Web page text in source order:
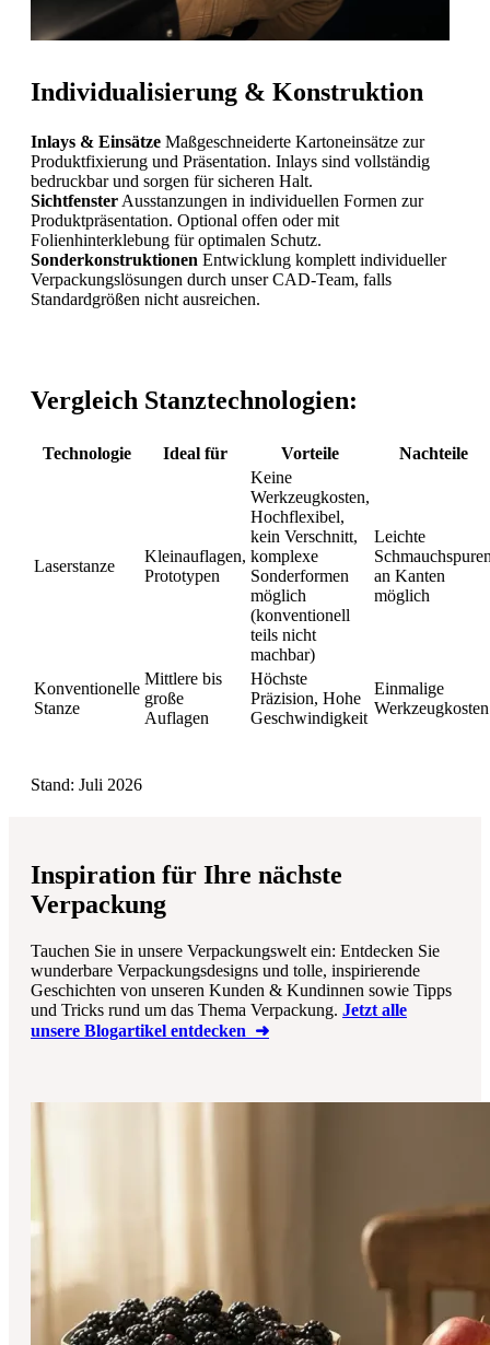
Individualisierung & Konstruktion
Inlays & Einsätze Maßgeschneiderte Kartoneinsätze zur
Produktfixierung und Präsentation. Inlays sind vollständig
bedruckbar und sorgen für sicheren Halt.
Sichtfenster Ausstanzungen in individuellen Formen zur
Produktpräsentation. Optional offen oder mit
Folienhinterklebung für optimalen Schutz.
Sonderkonstruktionen Entwicklung komplett individueller
Verpackungslösungen durch unser CAD-Team, falls
Standardgrößen nicht ausreichen.
Vergleich Stanztechnologien:
Technologie Ideal für Vorteile Nachteile
Laserstanze
Kleinauflagen,
Prototypen
Keine
Werkzeugkosten,
Hochflexibel,
kein Verschnitt,
komplexe
Sonderformen
möglich
(konventionell
teils nicht
machbar)
Leichte
an Kanten
möglich
Konventionelle
Stanze
Mittlere bis
große
Auflagen
Höchste
Präzision, Hohe
Geschwindigkeit
Einmalige
Werkzeugkosten
Stand: Juli 2026
Inspiration für Ihre nächste
Verpackung
Tauchen Sie in unsere Verpackungswelt ein: Entdecken Sie
wunderbare Verpackungsdesigns und tolle, inspirierende
Geschichten von unseren Kunden & Kundinnen sowie Tipps
und Tricks rund um das Thema Verpackung. Jetzt alle
unsere Blogartikel entdecken ➜